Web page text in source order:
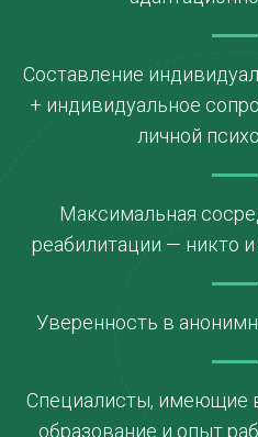
Составление
+ индивидуальное
личной
Максимальная
реабилитации — никто
Уверенность в
Специалисты, имеющие
образование и опыт